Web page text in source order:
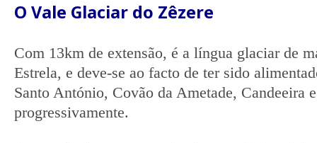
O Vale Glaciar do Zêzere
Com 13km de extensão, é a língua glaciar de
Estrela, e deve-se ao facto de ter sido
Santo António, Covão da Ametade, Candeeira
progressivamente.